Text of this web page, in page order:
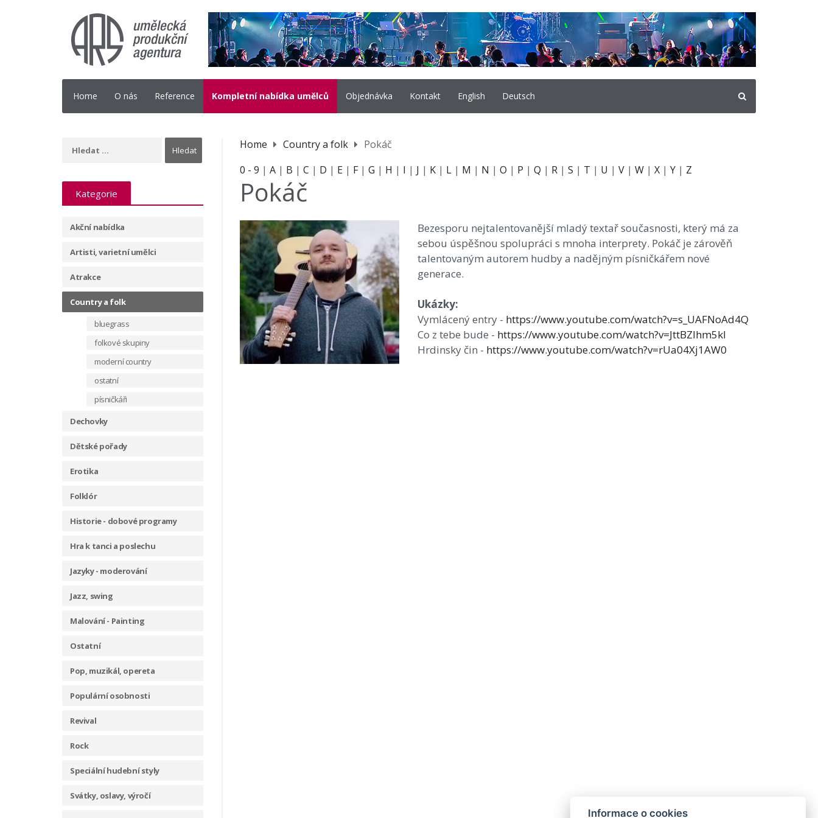
Home O nás Reference Kompletní nabídka umělců Objednávka Kontakt English Deutsch
Kategorie
Akční nabídka
Artisti, varietní umělci
Atrakce
Country a folk
bluegrass
folkové skupiny
moderní country
ostatní
písničkáři
Dechovky
Dětské pořady
Erotika
Folklór
Historie - dobové programy
Hra k tanci a poslechu
Jazyky - moderování
Jazz, swing
Malování - Painting
Ostatní
Pop, muzikál, opereta
Populární osobnosti
Revival
Rock
Speciální hudební styly
Svátky, oslavy, výročí
Home Country a folk
Pokáč
0 - 9 | A| B | C | D | E| F| G | H | I | J | K| L| M | N | O | P | Q | R| S | T | U | V| W| X| Y| Z
Pokáč
Bezesporu nejtalentovanější mladý textař současnosti, který má za
sebou úspěšnou spolupráci s mnoha interprety. Pokáč je zárověň
talentovaným autorem hudby a nadějným písničkářem nové
generace.
Ukázky:
Vymlácený entry - https://www.youtube.com/watch?v=s_UAFNoAd4Q
Co z tebe bude - https://www.youtube.com/watch?v=JttBZlhm5kI
Hrdinsky čin - https://www.youtube.com/watch?v=rUa04Xj1AW0
Informace o cookies